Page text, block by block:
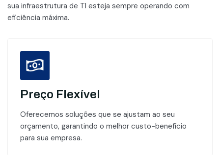
sua infraestrutura de TI esteja sempre operando com
eficiência máxima.
Preço Flexível
Oferecemos soluções que se ajustam ao seu
orçamento, garantindo o melhor custo-benefício
para sua empresa.